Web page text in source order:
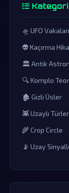
🛸 UFO Vakaları
👽 Kaçırma
🏛️ Antik
🔍 Komplo
🏚️ Gizli Üsler
👾 Uzaylı
🌾 Crop Circle
📡 Uzay